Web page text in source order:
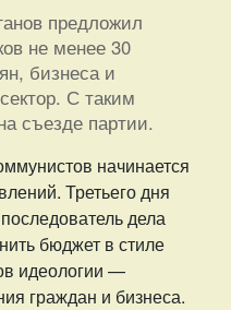
предложил
не менее 30
бизнеса и
С таким
съезде партии.
начинается
Третьего дня
дела
бюджет в стиле
идеологии —
граждан и бизнеса.